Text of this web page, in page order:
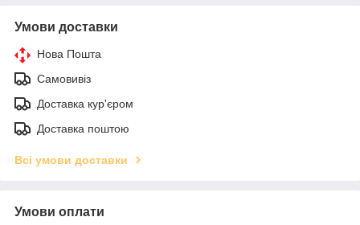
Умови доставки
Нова Пошта
Самовивіз
Доставка кур'єром
Доставка поштою
Всі умови доставки
Умови оплати